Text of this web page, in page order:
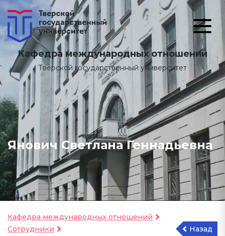
Кафедра международных отношений
Тверской государственный университет
Янович Светлана Геннадьевна
Кафедра международных отношений
Сотрудники
Назад